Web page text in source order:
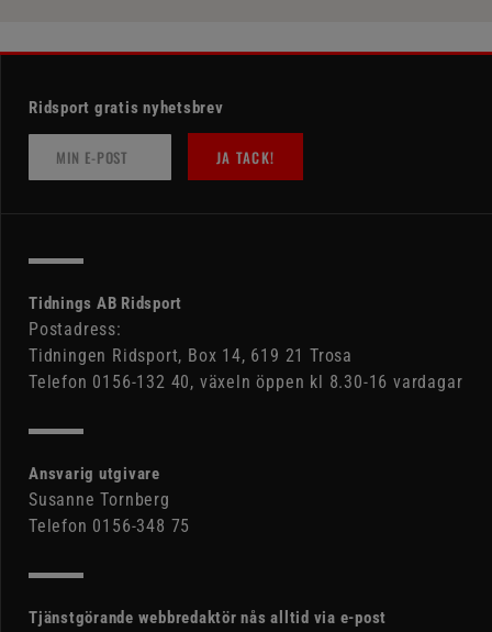
Ridsport gratis nyhetsbrev
JA TACK!
Tidnings AB Ridsport
Postadress:
Tidningen Ridsport, Box 14, 619 21 Trosa
Telefon 0156-132 40, växeln öppen kl 8.30-16 vardagar
Ansvarig utgivare
Susanne Tornberg
Telefon 0156-348 75
Tjänstgörande webbredaktör nås alltid via e-post